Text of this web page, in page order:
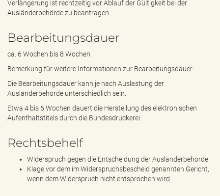
Verlängerung ist rechtzeitig vor Ablauf der Gültigkeit bei der
Ausländerbehörde zu beantragen.
Bearbeitungsdauer
ca. 6 Wochen bis 8 Wochen
Bemerkung für weitere Informationen zur Bearbeitungsdauer:
Die Bearbeitungsdauer kann je nach Auslastung der
Ausländerbehörde unterschiedlich sein.
Etwa 4 bis 6 Wochen dauert die Herstellung des elektronischen
Aufenthaltstitels durch die Bundesdruckerei.
Rechtsbehelf
Widerspruch gegen die Entscheidung der Ausländerbehörde
Klage vor dem im Widerspruchsbescheid genannten Gericht,
wenn dem Widerspruch nicht entsprochen wird